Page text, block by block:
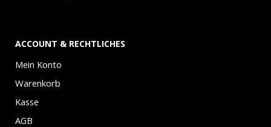
ACCOUNT & RECHTLICHES
Mein Konto
Warenkorb
Kasse
AGB